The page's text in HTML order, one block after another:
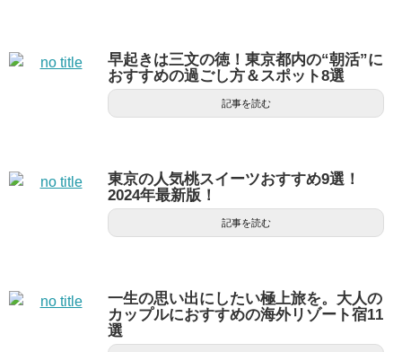
早起きは三文の徳！東京都内の“朝活”に
おすすめの過ごし方＆スポット8選
記事を読む
東京の人気桃スイーツおすすめ9選！
2024年最新版！
記事を読む
一生の思い出にしたい極上旅を。大人の
カップルにおすすめの海外リゾート宿11
選